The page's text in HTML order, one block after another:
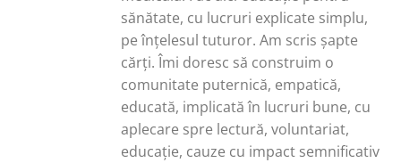
sănătate, cu lucruri explicate simplu,
pe înțelesul tuturor. Am scris șapte
cărți. Îmi doresc să construim o
comunitate puternică, empatică,
educată, implicată în lucruri bune, cu
aplecare spre lectură, voluntariat,
educație, cauze cu impact semnificativ